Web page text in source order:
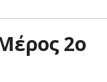
2ο